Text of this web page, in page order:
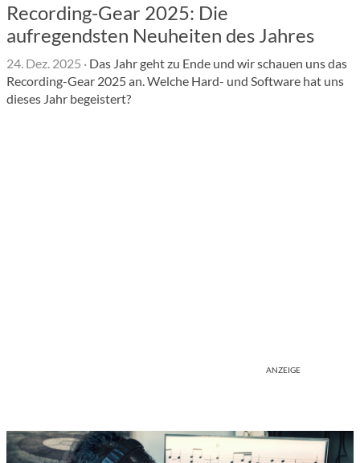
Recording-Gear 2025: Die
aufregendsten Neuheiten des Jahres
24. Dez. 2025 · Das Jahr geht zu Ende und wir schauen uns das
Recording-Gear 2025 an. Welche Hard- und Software hat uns
dieses Jahr begeistert?
ANZEIGE